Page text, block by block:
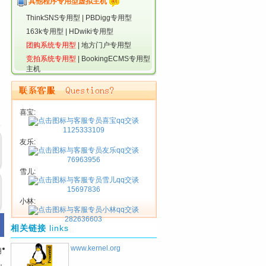
ThinkSNS专用型
PBDigg专用型
163k专用型
HDwiki专用型
团购系统专用型
地方门户专用型
竞拍系统专用型
BookingECMS专用型
主机
喜宝:
1125333109
友乐:
76963956
雪儿:
15697836
小林:
282636603
相关链接 links
www.kernel.org